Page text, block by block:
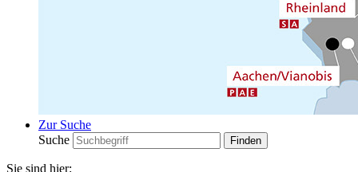
Zur Suche
Suche
Sie sind hier: